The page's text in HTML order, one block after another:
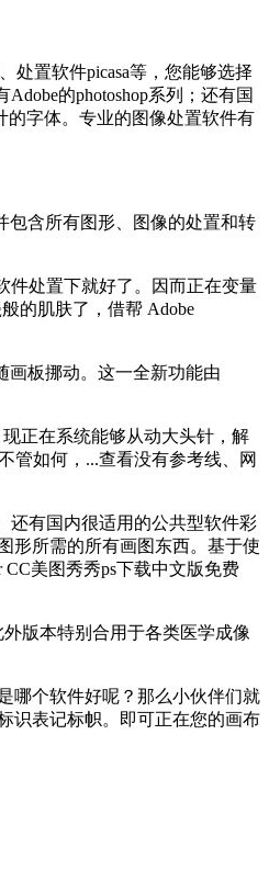
置软件picasa等，您能够选择
的photoshop系列；还有国
的字体。专业的图像处置软件有
含所有图形、图像的处置和转
处置下就好了。因而正在变量
的肌肤了，借帮 Adobe
板挪动。这一全新功能由
正在系统能够从动大头针，解
管如何，...查看没有参考线、网
有国内很适用的公共型软件彩
形所需的所有画图东西。基于使
美图秀秀ps下载中文版免费
版本特别合用于各类医学成像
哪个软件好呢？那么小伙伴们就
识表记标帜。即可正在您的画布